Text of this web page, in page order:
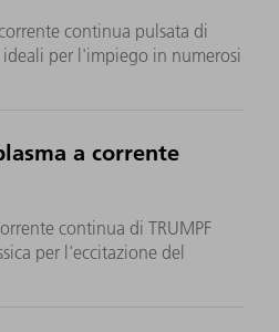
continua pulsata di
ideali per l'impiego in numerosi
a corrente
continua di TRUMPF
per l'eccitazione del